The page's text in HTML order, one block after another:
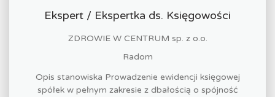
Ekspert / Ekspertka ds. Księgowości
ZDROWIE W CENTRUM sp. z o.o.
Radom
Opis stanowiska Prowadzenie ewidencji księgowej
spółek w pełnym zakresie z dbałością o spójność